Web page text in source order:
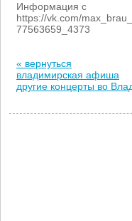
Информация с
https://vk.com/
77563659_4373
« вернуться
владимирская афиша
другие концерты во